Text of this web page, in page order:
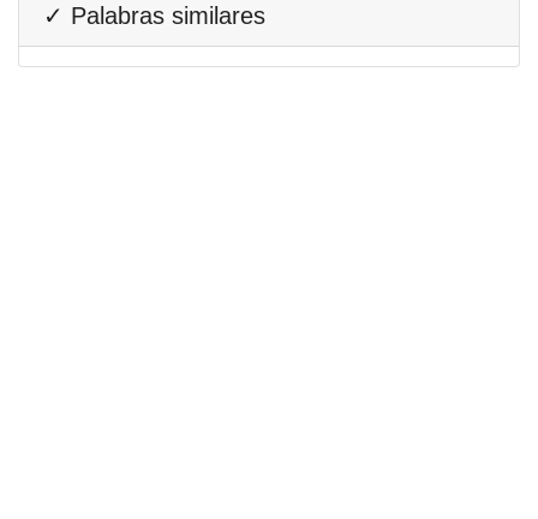
✓ Palabras similares